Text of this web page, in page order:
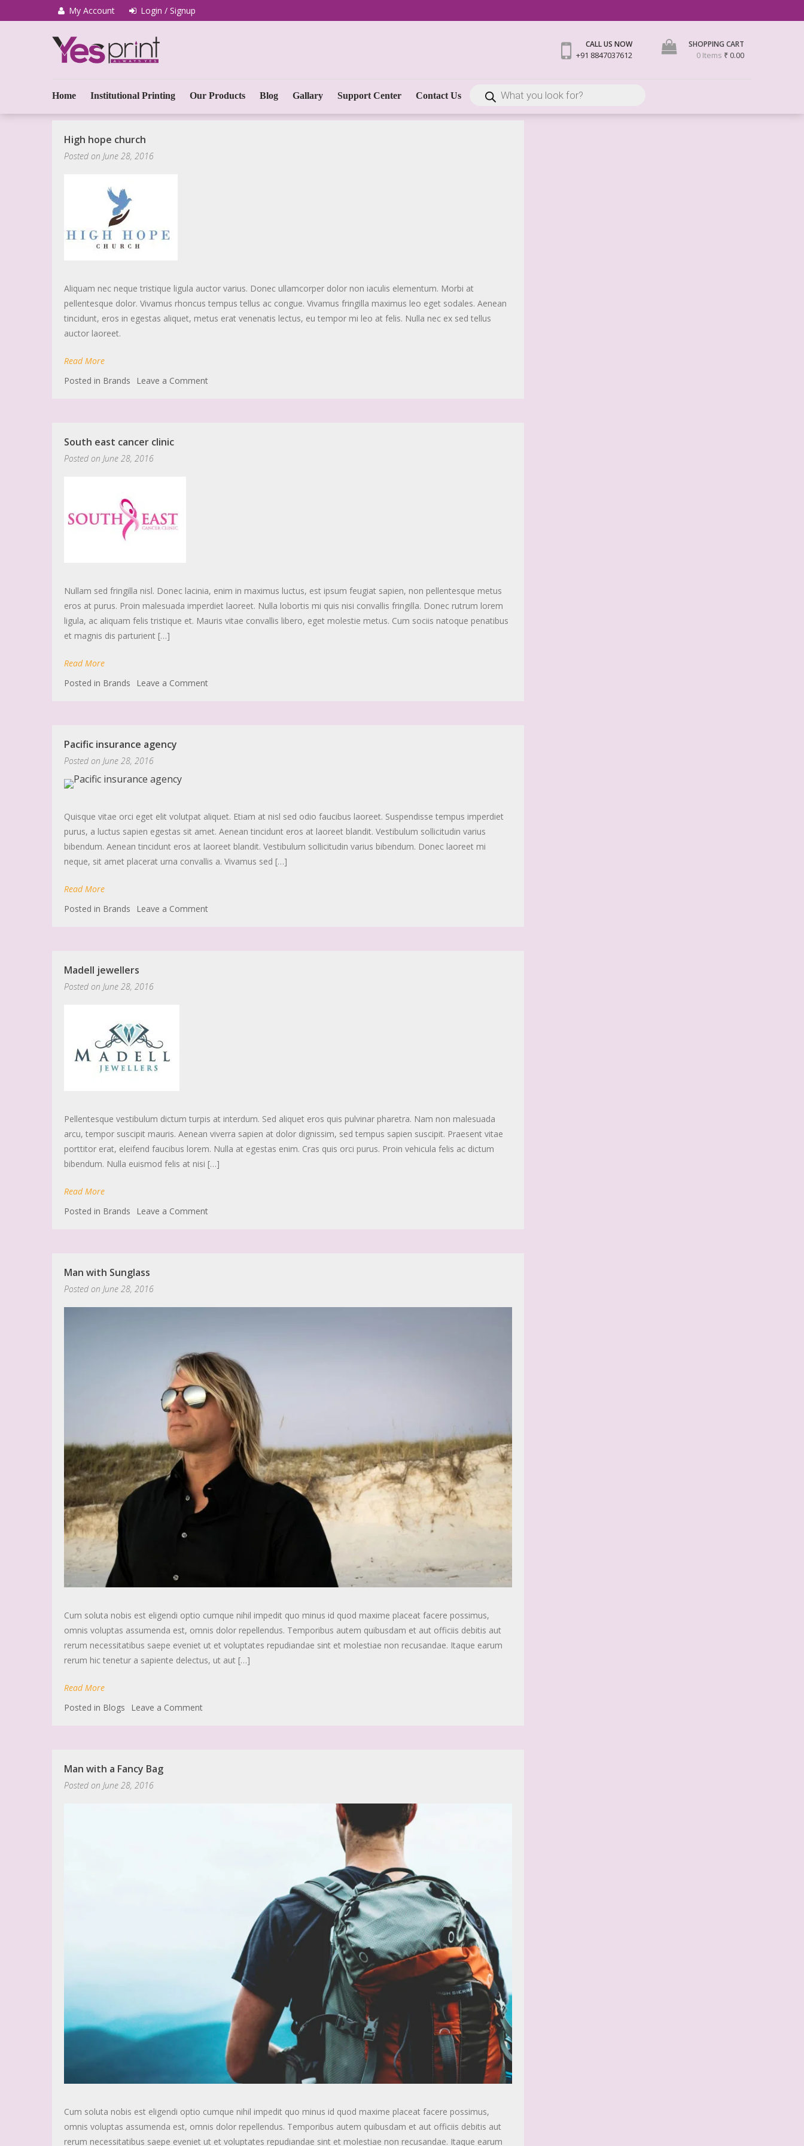
My Account Login / Signup
CALL US NOW
+91 8847037612
SHOPPING CART
0 Items ₹ 0.00
Home Institutional Printing Our Products Blog Gallary Support Center Contact Us
High hope church
Posted on June 28, 2016
Aliquam nec neque tristique ligula auctor varius. Donec ullamcorper dolor non iaculis elementum. Morbi at
pellentesque dolor. Vivamus rhoncus tempus tellus ac congue. Vivamus fringilla maximus leo eget sodales. Aenean
tincidunt, eros in egestas aliquet, metus erat venenatis lectus, eu tempor mi leo at felis. Nulla nec ex sed tellus
auctor laoreet.
Read More
Posted in Brands Leave a Comment
South east cancer clinic
Posted on June 28, 2016
Nullam sed fringilla nisl. Donec lacinia, enim in maximus luctus, est ipsum feugiat sapien, non pellentesque metus
eros at purus. Proin malesuada imperdiet laoreet. Nulla lobortis mi quis nisi convallis fringilla. Donec rutrum lorem
ligula, ac aliquam felis tristique et. Mauris vitae convallis libero, eget molestie metus. Cum sociis natoque penatibus
et magnis dis parturient […]
Read More
Posted in Brands Leave a Comment
Pacific insurance agency
Posted on June 28, 2016
Quisque vitae orci eget elit volutpat aliquet. Etiam at nisl sed odio faucibus laoreet. Suspendisse tempus imperdiet
purus, a luctus sapien egestas sit amet. Aenean tincidunt eros at laoreet blandit. Vestibulum sollicitudin varius
bibendum. Aenean tincidunt eros at laoreet blandit. Vestibulum sollicitudin varius bibendum. Donec laoreet mi
neque, sit amet placerat urna convallis a. Vivamus sed […]
Read More
Posted in Brands Leave a Comment
Madell jewellers
Posted on June 28, 2016
Pellentesque vestibulum dictum turpis at interdum. Sed aliquet eros quis pulvinar pharetra. Nam non malesuada
arcu, tempor suscipit mauris. Aenean viverra sapien at dolor dignissim, sed tempus sapien suscipit. Praesent vitae
porttitor erat, eleifend faucibus lorem. Nulla at egestas enim. Cras quis orci purus. Proin vehicula felis ac dictum
bibendum. Nulla euismod felis at nisi […]
Read More
Posted in Brands Leave a Comment
Man with Sunglass
Posted on June 28, 2016
Cum soluta nobis est eligendi optio cumque nihil impedit quo minus id quod maxime placeat facere possimus,
omnis voluptas assumenda est, omnis dolor repellendus. Temporibus autem quibusdam et aut officiis debitis aut
rerum necessitatibus saepe eveniet ut et voluptates repudiandae sint et molestiae non recusandae. Itaque earum
rerum hic tenetur a sapiente delectus, ut aut […]
Read More
Posted in Blogs Leave a Comment
Man with a Fancy Bag
Posted on June 28, 2016
Cum soluta nobis est eligendi optio cumque nihil impedit quo minus id quod maxime placeat facere possimus,
omnis voluptas assumenda est, omnis dolor repellendus. Temporibus autem quibusdam et aut officiis debitis aut
rerum necessitatibus saepe eveniet ut et voluptates repudiandae sint et molestiae non recusandae. Itaque earum